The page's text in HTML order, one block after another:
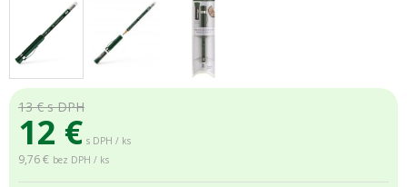
13 €s DPH
12 € s DPH / ks
9,76 € bez DPH / ks